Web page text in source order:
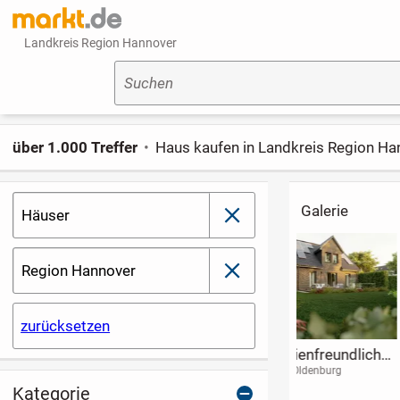
Landkreis Region Hannover
Suchen
Häuser schließen
Region Hannover schließen
zurücksetzen
über 1.000 Treffer Haus kaufen in Landkreis Region
Galerie
Ihr
maßgeschneidertes
Doppelhaus am
31515 Wunstorf
Neubauprojekt in
Beverstedt -
Modernes Flair 125
27616 Beverstedt
Garten und
28865 Lilienthal
Kategorie